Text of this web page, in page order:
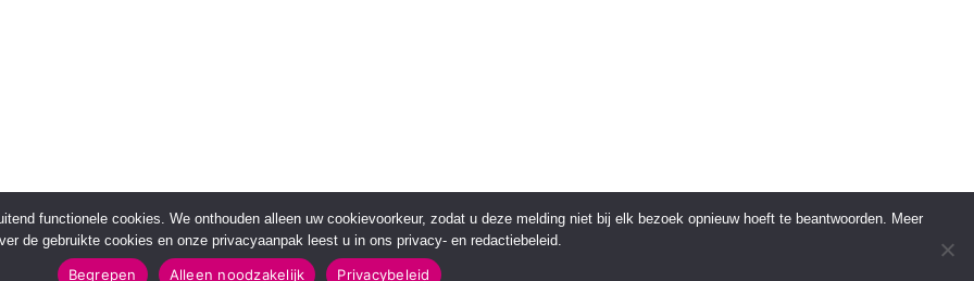
functionele cookies. We onthouden alleen uw cookievoorkeur, zodat u deze melding niet bij elk bezoek opnieuw hoeft te beantwoorden. Meer
de gebruikte cookies en onze privacyaanpak leest u in ons privacy- en redactiebeleid.
Begrepen Alleen noodzakelijk Privacybeleid